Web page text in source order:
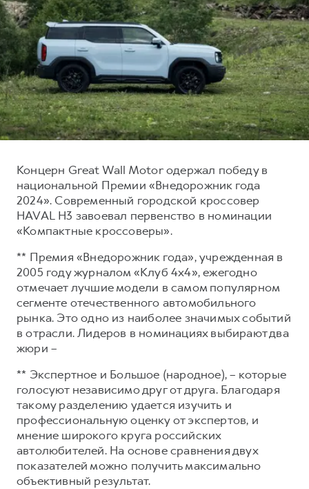
H7
от 3 799 000 ₽
H9
от 4 799 000 ₽
Тест-драйв
Трейд-ин
КРЕДИТ И СТРАХОВАНИЕ
Кредитный калькулятор
Страхование
КОРПОРАТИВНЫМ КЛИЕНТАМ
Для малого бизнеса
Крупным корпоративным клиентам
Система управления автопарком
Сервис для корпоративных клиентов
HAVAL Лизинг
АКСЕССУАРЫ HAVAL
Автомобильные аксессуары
Коллекция PRO
Коллекция Базовая
Коллекция Детская
СЕРВИСНОЕ ОБСЛУЖИВАНИЕ
Нулевое ТО
Программа «Помощь на дороге»
Регламенты технического обслуживания
Электронный ПТС
GWM Безопасность
Гарантия HAVAL
Мобильное приложение GWM
Руководства по эксплуатации
Подписки
АКСЕССУАРЫ HAVAL
Автомобильные аксессуары
Коллекция PRO
Коллекция Базовая
Коллекция Детская
О дилере
Наша команда
Контакты
Концерн Great Wall Motor одержал победу в
национальной Премии «Внедорожник года
2024». Современный городской кроссовер
HAVAL H3 завоевал первенство в номинации
«Компактные кроссоверы».
** Премия «Внедорожник года», учрежденная в
2005 году журналом «Клуб 4х4», ежегодно
отмечает лучшие модели в самом популярном
сегменте отечественного автомобильного
рынка. Это одно из наиболее значимых событий
в отрасли. Лидеров в номинациях выбирают два
жюри –
** Экспертное и Большое (народное), – которые
голосуют независимо друг от друга. Благодаря
такому разделению удается изучить и
профессиональную оценку от экспертов, и
мнение широкого круга российских
автолюбителей. На основе сравнения двух
показателей можно получить максимально
объективный результат.